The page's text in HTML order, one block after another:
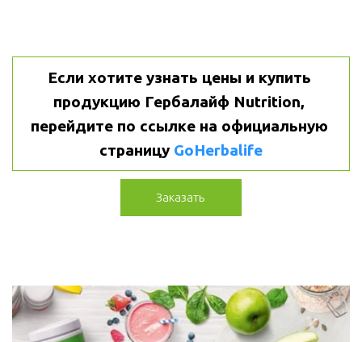
Если хотите узнать цены и купить
продукцию Гербалайф Nutrition,
перейдите по ссылке на официальную
страницу GoHerbalife
Заказать